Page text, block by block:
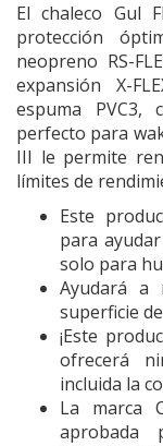
El chaleco Gul
protección
neopreno RS-
expansión X-
espuma PVC3,
perfecto para
III le permite
límites de
Este
para
solo para
Ayudará
superficie
¡Este
ofrecerá
incluida la
La marca